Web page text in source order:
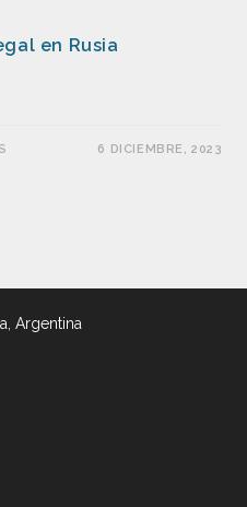
en Rusia
6 DICIEMBRE, 2023
Argentina